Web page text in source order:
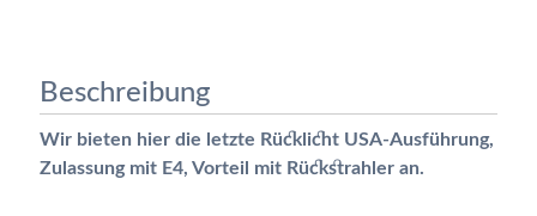
Beschreibung
Wir bieten hier die letzte Rücklicht USA-Ausführung,
Zulassung mit E4, Vorteil mit Rückstrahler an.